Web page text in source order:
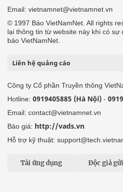
Email: vietnamnet@vietnamnet.vn
© 1997 Báo VietNamNet. All rights
lại thông tin từ website này khi có sự
báo VietNamNet.
Liên hệ quảng cáo
Công ty Cổ phần Truyền thông
Hotline: 0919405885 (Hà Nội) -
Email: contact@vietnamnet.vn
Báo giá: http://vads.vn
Hỗ trợ kỹ thuật:
Tải ứng dụng Độc giả